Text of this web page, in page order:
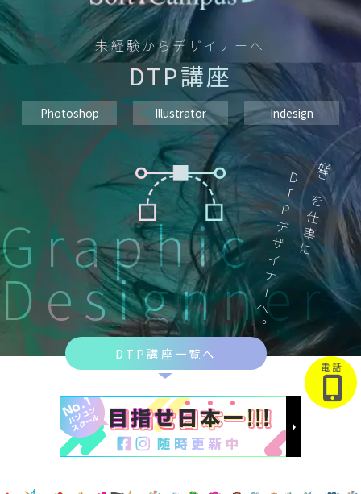
未経験からデザイナーへ
DTP講座
Photoshop Illustrator Indesign
好きを仕事に
DTPデザイナーへ。
Graphic
Designner
DTP講座一覧へ
電 話